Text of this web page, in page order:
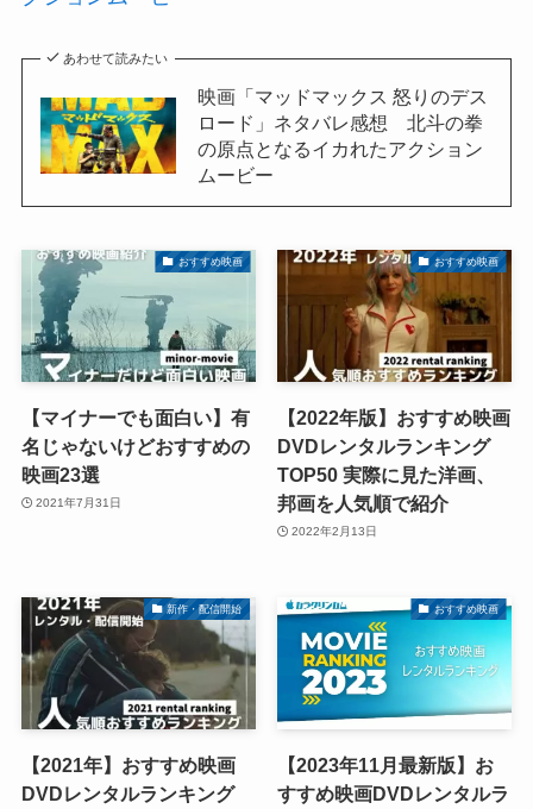
あわせて読みたい
映画「マッドマックス 怒りのデス
ロード」ネタバレ感想 北斗の拳
の原点となるイカれたアクション
ムービー
おすすめ映画
【マイナーでも面白い】有
名じゃないけどおすすめの
映画23選
2021年7月31日
おすすめ映画
【2022年版】おすすめ映画
DVDレンタルランキング
TOP50 実際に見た洋画、
邦画を人気順で紹介
2022年2月13日
新作・配信開始
【2021年】おすすめ映画
DVDレンタルランキング
おすすめ映画
【2023年11月最新版】お
すすめ映画DVDレンタルラ